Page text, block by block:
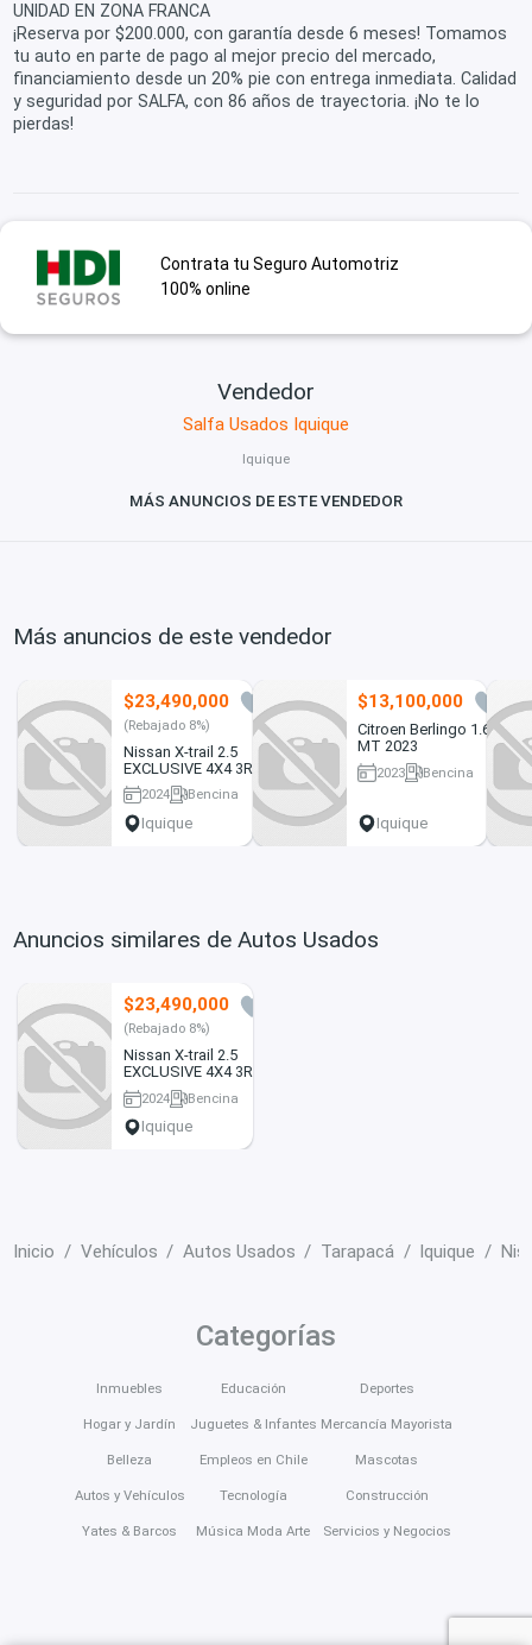
UNIDAD EN ZONA FRANCA
¡Reserva por $200.000, con garantía desde 6 meses! Tomamos
tu auto en parte de pago al mejor precio del mercado,
financiamiento desde un 20% pie con entrega inmediata. Calidad
y seguridad por SALFA, con 86 años de trayectoria. ¡No te lo
pierdas!
Contrata tu Seguro Automotriz
100% online
Vendedor
Salfa Usados Iquique
Iquique
MÁS ANUNCIOS DE ESTE VENDEDOR
Más anuncios de este vendedor
$23,490,000 2
(Rebajado 8%)
Nissan X-trail 2.5
EXCLUSIVE 4X4 3ROW
CVT AT 5P 2024
2024
Bencina
Iquique
$13,100,000
0
Citroen Berlingo 1.6
MT 2023
2023
Bencina
Iquique
Anuncios similares de Autos Usados
$23,490,000
(Rebajado 8%)
Nissan X-trail 2.5
EXCLUSIVE 4X4 3ROW
CVT AT 5P 2024
2024
Bencina
Iquique
Inicio Vehículos Autos Usados Tarapacá Iquique
Categorías
Inmuebles
Hogar y Jardín
Belleza
Autos y Vehículos
Yates & Barcos
Educación
Juguetes & Infantes
Empleos en Chile
Tecnología
Música Moda Arte
Deportes
Mercancía Mayorista
Mascotas
Construcción
Servicios y Negocios